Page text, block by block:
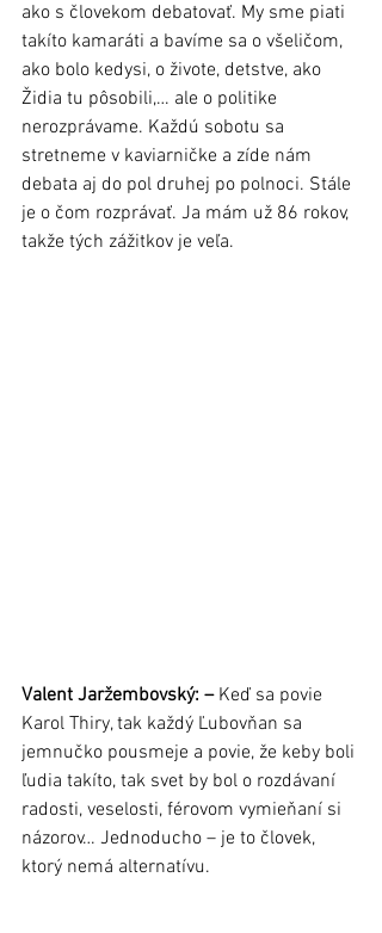
ako s človekom debatovať. My sme piati
takíto kamaráti a bavíme sa o všeličom,
ako bolo kedysi, o živote, detstve, ako
Židia tu pôsobili,… ale o politike
nerozprávame. Každú sobotu sa
stretneme v kaviarničke a zíde nám
debata aj do pol druhej po polnoci. Stále
je o čom rozprávať. Ja mám už 86 rokov,
takže tých zážitkov je veľa.
Valent Jaržembovský: – Keď sa povie
Karol Thiry, tak každý Ľubovňan sa
jemnučko pousmeje a povie, že keby boli
ľudia takíto, tak svet by bol o rozdávaní
radosti, veselosti, férovom vymieňaní si
názorov… Jednoducho – je to človek,
ktorý nemá alternatívu.